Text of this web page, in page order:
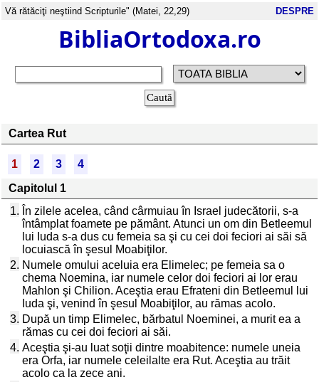
Vă rătăciţi neştiind Scripturile" (Matei, 22,29) DESPRE
BibliaOrtodoxa.ro
Cartea Rut
1 2 3
4
Capitolul 1
1. În zilele acelea, când cârmuiau în Israel judecătorii, s-a
întâmplat foamete pe pământ. Atunci un om din Betleemul
lui Iuda s-a dus cu femeia sa şi cu cei doi feciori ai săi să
locuiască în şesul Moabiţilor.
2. Numele omului aceluia era Elimelec; pe femeia sa o
chema Noemina, iar numele celor doi feciori ai lor erau
Mahlon şi Chilion. Aceştia erau Efrateni din Betleemul lui
Iuda şi, venind în şesul Moabiţilor, au rămas acolo.
3. După un timp Elimelec, bărbatul Noeminei, a murit ea a
rămas cu cei doi feciori ai săi.
4. Aceştia şi-au luat soţii dintre moabitence: numele uneia
era Orfa, iar numele celeilalte era Rut. Aceştia au trăit
acolo ca la zece ani.